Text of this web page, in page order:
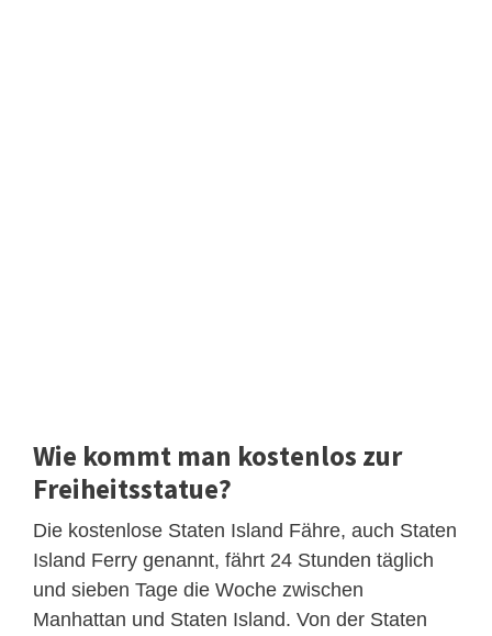
Wie kommt man kostenlos zur
Freiheitsstatue?
Die kostenlose Staten Island Fähre, auch Staten
Island Ferry genannt, fährt 24 Stunden täglich
und sieben Tage die Woche zwischen
Manhattan und Staten Island. Von der Staten